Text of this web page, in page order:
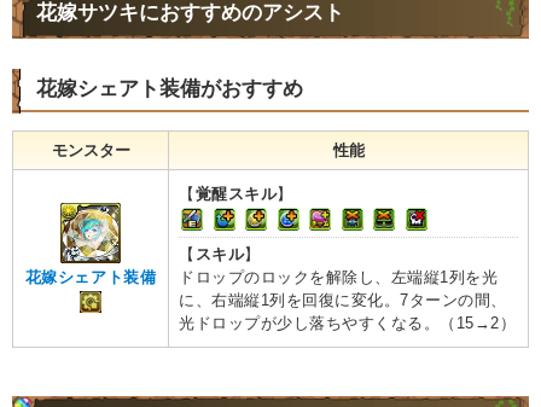
花嫁サツキにおすすめのアシスト
花嫁シェアト装備がおすすめ
モンスター 性能
花嫁シェアト装備
【 覚醒スキル】
【 スキル】
ドロップのロックを解除し、左端縦1列を光
に、右端縦1列を回復に変化。7ターンの間、
光ドロップが少し落ちやすくなる。（15→2）